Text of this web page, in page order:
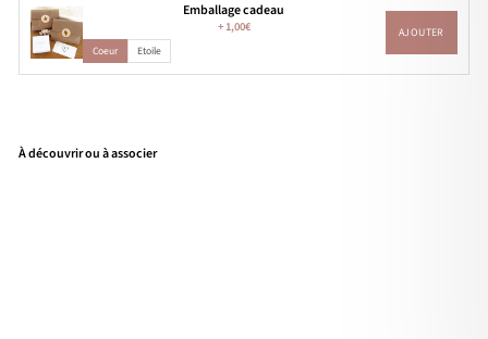
Emballage cadeau
+1,00€
Coeur Etoile
AJOUTER
À découvrir ou à associer